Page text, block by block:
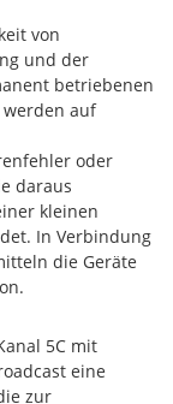
von
und der
betriebenen
werden auf
oder
daraus
kleinen
In Verbindung
die Geräte
5C mit
eine
zur